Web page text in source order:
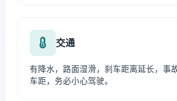
交通
有降水，路面湿滑，刹车距离延长，事
车距，务必小心驾驶。